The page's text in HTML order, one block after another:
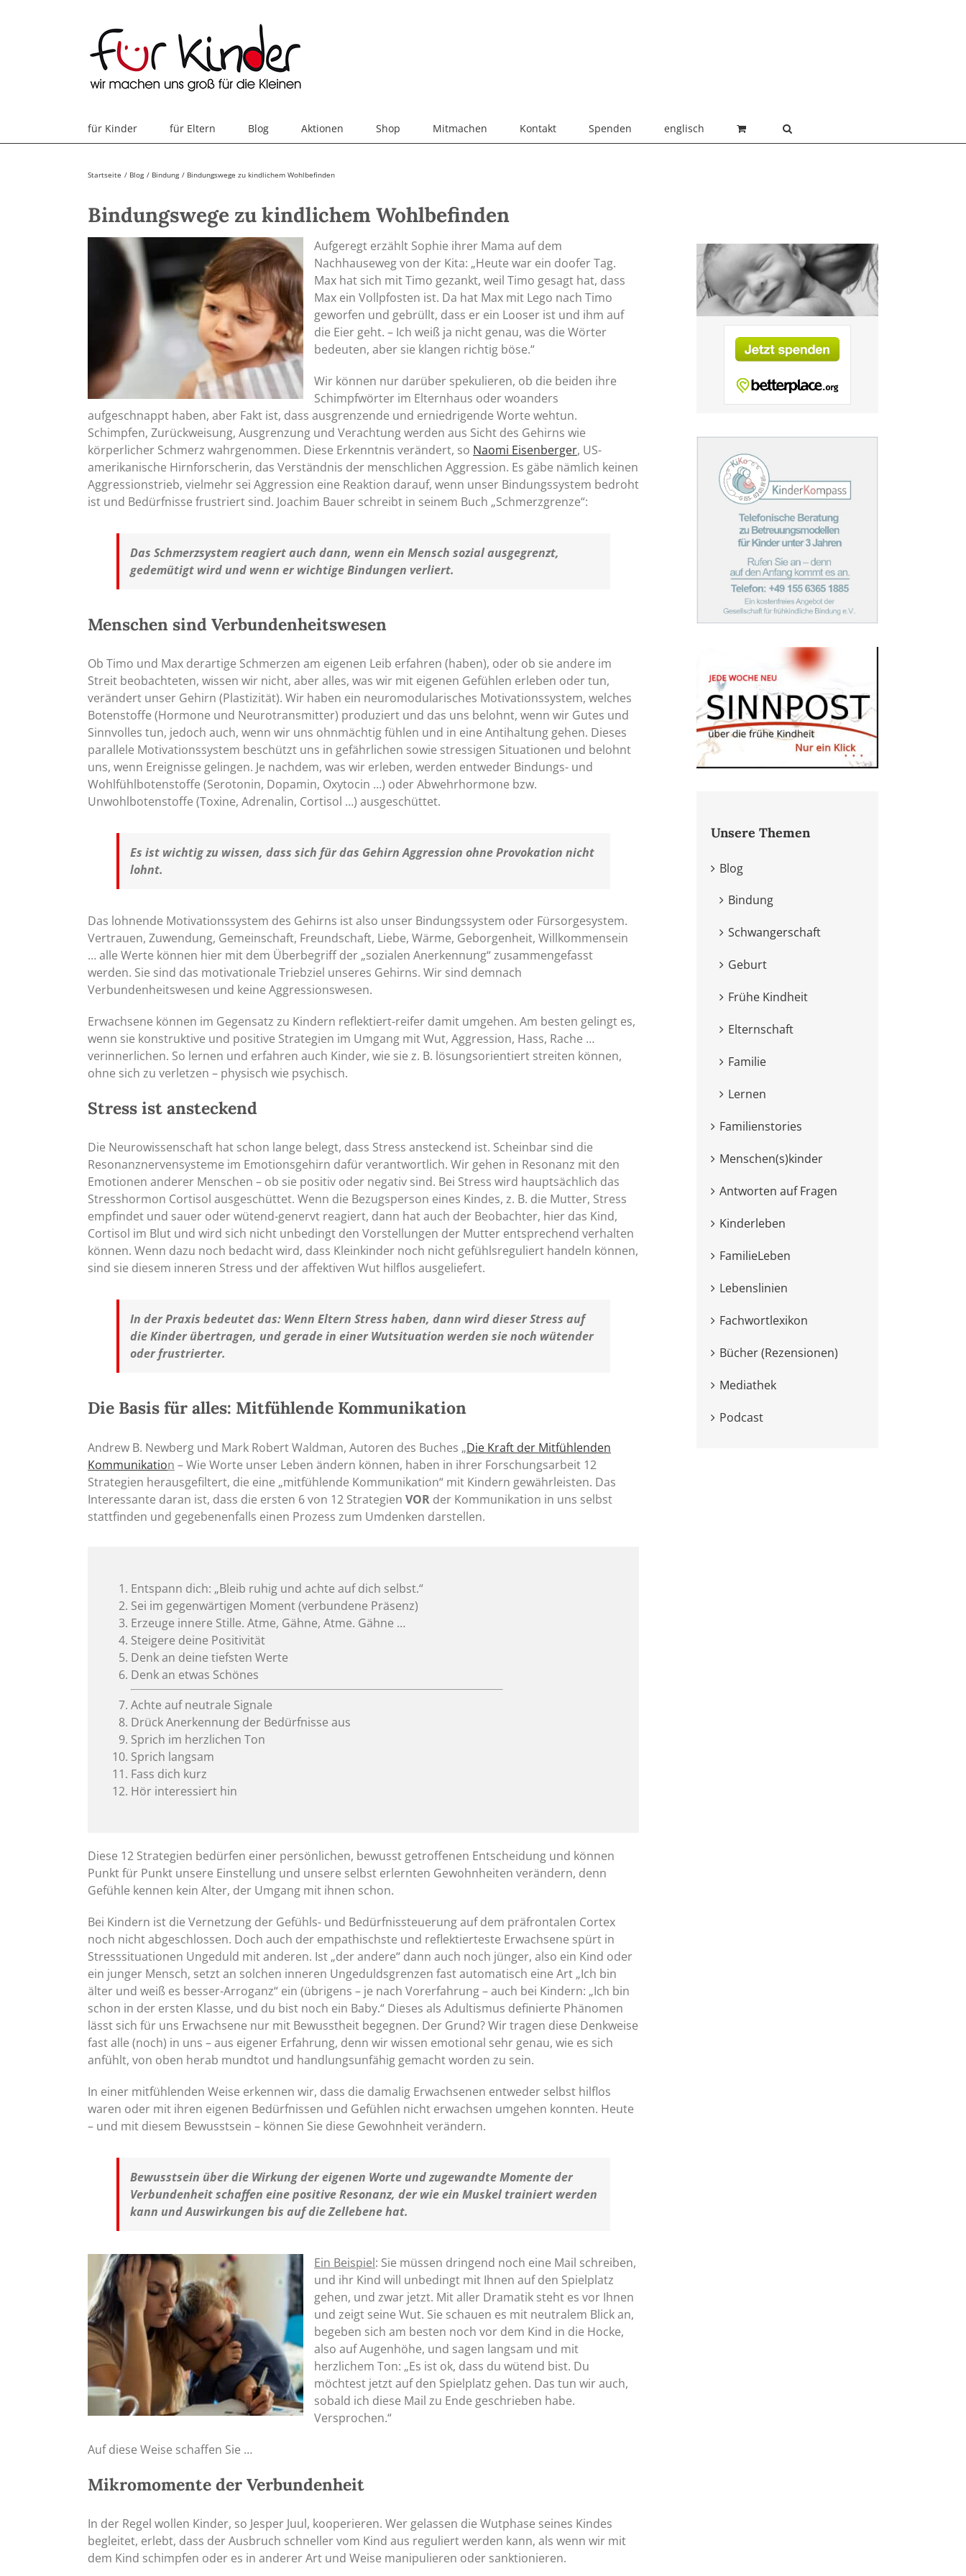
für Kinder für Eltern Blog Aktionen Shop Mitmachen Kontakt Spenden englisch
Startseite Blog Bindung Bindungswege zu kindlichem Wohlbefinden
Bindungswege zu kindlichem Wohlbefinden
Aufgeregt erzählt Sophie ihrer Mama auf dem
Nachhauseweg von der Kita: „Heute war ein doofer Tag.
Max hat sich mit Timo gezankt, weil Timo gesagt hat, dass
Max ein Vollpfosten ist. Da hat Max mit Lego nach Timo
geworfen und gebrüllt, dass er ein Looser ist und ihm auf
die Eier geht. – Ich weiß ja nicht genau, was die Wörter
bedeuten, aber sie klangen richtig böse.“
Wir können nur darüber spekulieren, ob die beiden ihre
Schimpfwörter im Elternhaus oder woanders
aufgeschnappt haben, aber Fakt ist, dass ausgrenzende und erniedrigende Worte wehtun.
Schimpfen, Zurückweisung, Ausgrenzung und Verachtung werden aus Sicht des Gehirns wie
körperlicher Schmerz wahrgenommen. Diese Erkenntnis verändert, so Naomi Eisenberger, US-
amerikanische Hirnforscherin, das Verständnis der menschlichen Aggression. Es gäbe nämlich keinen
Aggressionstrieb, vielmehr sei Aggression eine Reaktion darauf, wenn unser Bindungssystem bedroht
ist und Bedürfnisse frustriert sind. Joachim Bauer schreibt in seinem Buch „Schmerzgrenze“:
Das Schmerzsystem reagiert auch dann, wenn ein Mensch sozial ausgegrenzt,
gedemütigt wird und wenn er wichtige Bindungen verliert.
Menschen sind Verbundenheitswesen
Ob Timo und Max derartige Schmerzen am eigenen Leib erfahren (haben), oder ob sie andere im
Streit beobachteten, wissen wir nicht, aber alles, was wir mit eigenen Gefühlen erleben oder tun,
verändert unser Gehirn (Plastizität). Wir haben ein neuromodularisches Motivationssystem, welches
Botenstoffe (Hormone und Neurotransmitter) produziert und das uns belohnt, wenn wir Gutes und
Sinnvolles tun, jedoch auch, wenn wir uns ohnmächtig fühlen und in eine Antihaltung gehen. Dieses
parallele Motivationssystem beschützt uns in gefährlichen sowie stressigen Situationen und belohnt
uns, wenn Ereignisse gelingen. Je nachdem, was wir erleben, werden entweder Bindungs- und
Wohlfühlbotenstoffe (Serotonin, Dopamin, Oxytocin …) oder Abwehrhormone bzw.
Unwohlbotenstoffe (Toxine, Adrenalin, Cortisol …) ausgeschüttet.
Es ist wichtig zu wissen, dass sich für das Gehirn Aggression ohne Provokation nicht
lohnt.
Das lohnende Motivationssystem des Gehirns ist also unser Bindungssystem oder Fürsorgesystem.
Vertrauen, Zuwendung, Gemeinschaft, Freundschaft, Liebe, Wärme, Geborgenheit, Willkommensein
… alle Werte können hier mit dem Überbegriff der „sozialen Anerkennung“ zusammengefasst
werden. Sie sind das motivationale Triebziel unseres Gehirns. Wir sind demnach
Verbundenheitswesen und keine Aggressionswesen.
Erwachsene können im Gegensatz zu Kindern reflektiert-reifer damit umgehen. Am besten gelingt es,
wenn sie konstruktive und positive Strategien im Umgang mit Wut, Aggression, Hass, Rache …
verinnerlichen. So lernen und erfahren auch Kinder, wie sie z. B. lösungsorientiert streiten können,
ohne sich zu verletzen – physisch wie psychisch.
Stress ist ansteckend
Die Neurowissenschaft hat schon lange belegt, dass Stress ansteckend ist. Scheinbar sind die
Resonanznervensysteme im Emotionsgehirn dafür verantwortlich. Wir gehen in Resonanz mit den
Emotionen anderer Menschen – ob sie positiv oder negativ sind. Bei Stress wird hauptsächlich das
Stresshormon Cortisol ausgeschüttet. Wenn die Bezugsperson eines Kindes, z. B. die Mutter, Stress
empfindet und sauer oder wütend-genervt reagiert, dann hat auch der Beobachter, hier das Kind,
Cortisol im Blut und wird sich nicht unbedingt den Vorstellungen der Mutter entsprechend verhalten
können. Wenn dazu noch bedacht wird, dass Kleinkinder noch nicht gefühlsreguliert handeln können,
sind sie diesem inneren Stress und der affektiven Wut hilflos ausgeliefert.
In der Praxis bedeutet das: Wenn Eltern Stress haben, dann wird dieser Stress auf
die Kinder übertragen, und gerade in einer Wutsituation werden sie noch wütender
oder frustrierter.
Die Basis für alles: Mitfühlende Kommunikation
Andrew B. Newberg und Mark Robert Waldman, Autoren des Buches „Die Kraft der Mitfühlenden
Kommunikation – Wie Worte unser Leben ändern können, haben in ihrer Forschungsarbeit 12
Strategien herausgefiltert, die eine „mitfühlende Kommunikation“ mit Kindern gewährleisten. Das
Interessante daran ist, dass die ersten 6 von 12 Strategien VOR der Kommunikation in uns selbst
stattfinden und gegebenenfalls einen Prozess zum Umdenken darstellen.
Entspann dich: „Bleib ruhig und achte auf dich selbst.“
Sei im gegenwärtigen Moment (verbundene Präsenz)
Erzeuge innere Stille. Atme, Gähne, Atme. Gähne …
Steigere deine Positivität
Denk an deine tiefsten Werte
Denk an etwas Schönes
Achte auf neutrale Signale
Drück Anerkennung der Bedürfnisse aus
Sprich im herzlichen Ton
Sprich langsam
Fass dich kurz
Hör interessiert hin
Diese 12 Strategien bedürfen einer persönlichen, bewusst getroffenen Entscheidung und können
Punkt für Punkt unsere Einstellung und unsere selbst erlernten Gewohnheiten verändern, denn
Gefühle kennen kein Alter, der Umgang mit ihnen schon.
Bei Kindern ist die Vernetzung der Gefühls- und Bedürfnissteuerung auf dem präfrontalen Cortex
noch nicht abgeschlossen. Doch auch der empathischste und reflektierteste Erwachsene spürt in
Stresssituationen Ungeduld mit anderen. Ist „der andere“ dann auch noch jünger, also ein Kind oder
ein junger Mensch, setzt an solchen inneren Ungeduldsgrenzen fast automatisch eine Art „Ich bin
älter und weiß es besser-Arroganz“ ein (übrigens – je nach Vorerfahrung – auch bei Kindern: „Ich bin
schon in der ersten Klasse, und du bist noch ein Baby.“ Dieses als Adultismus definierte Phänomen
lässt sich für uns Erwachsene nur mit Bewusstheit begegnen. Der Grund? Wir tragen diese Denkweise
fast alle (noch) in uns – aus eigener Erfahrung, denn wir wissen emotional sehr genau, wie es sich
anfühlt, von oben herab mundtot und handlungsunfähig gemacht worden zu sein.
In einer mitfühlenden Weise erkennen wir, dass die damalig Erwachsenen entweder selbst hilflos
waren oder mit ihren eigenen Bedürfnissen und Gefühlen nicht erwachsen umgehen konnten. Heute
– und mit diesem Bewusstsein – können Sie diese Gewohnheit verändern.
Bewusstsein über die Wirkung der eigenen Worte und zugewandte Momente der
Verbundenheit schaffen eine positive Resonanz, der wie ein Muskel trainiert werden
kann und Auswirkungen bis auf die Zellebene hat.
Ein Beispiel: Sie müssen dringend noch eine Mail schreiben,
und ihr Kind will unbedingt mit Ihnen auf den Spielplatz
gehen, und zwar jetzt. Mit aller Dramatik steht es vor Ihnen
und zeigt seine Wut. Sie schauen es mit neutralem Blick an,
begeben sich am besten noch vor dem Kind in die Hocke,
also auf Augenhöhe, und sagen langsam und mit
herzlichem Ton: „Es ist ok, dass du wütend bist. Du
möchtest jetzt auf den Spielplatz gehen. Das tun wir auch,
sobald ich diese Mail zu Ende geschrieben habe.
Versprochen.“
Auf diese Weise schaffen Sie …
Mikromomente der Verbundenheit
In der Regel wollen Kinder, so Jesper Juul, kooperieren. Wer gelassen die Wutphase seines Kindes
begleitet, erlebt, dass der Ausbruch schneller vom Kind aus reguliert werden kann, als wenn wir mit
dem Kind schimpfen oder es in anderer Art und Weise manipulieren oder sanktionieren.
Unsere Themen
Blog
Bindung
Schwangerschaft
Geburt
Frühe Kindheit
Elternschaft
Familie
Lernen
Familienstories
Menschen(s)kinder
Antworten auf Fragen
Kinderleben
FamilieLeben
Lebenslinien
Fachwortlexikon
Bücher (Rezensionen)
Mediathek
Podcast